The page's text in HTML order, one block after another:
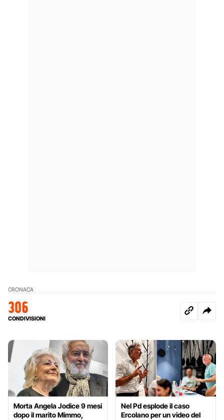
CRONACA
306
CONDIVISIONI
Morta Angela Jodice 9 mesi
dopo il marito Mimmo,
Nel Pd esplode il caso
Ercolano per un video del